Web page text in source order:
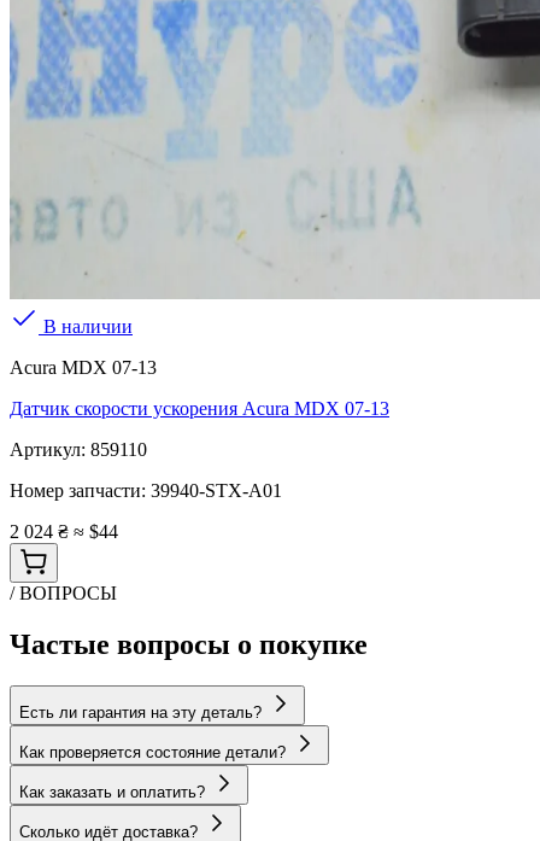
В наличии
Acura MDX 07-13
Датчик скорости ускорения Acura MDX 07-13
Артикул: 859110
Номер запчасти: 39940-STX-A01
2 024 ₴ ≈ $44
/ ВОПРОСЫ
Частые вопросы о покупке
Есть ли гарантия на эту деталь?
Как проверяется состояние детали?
Как заказать и оплатить?
Сколько идёт доставка?